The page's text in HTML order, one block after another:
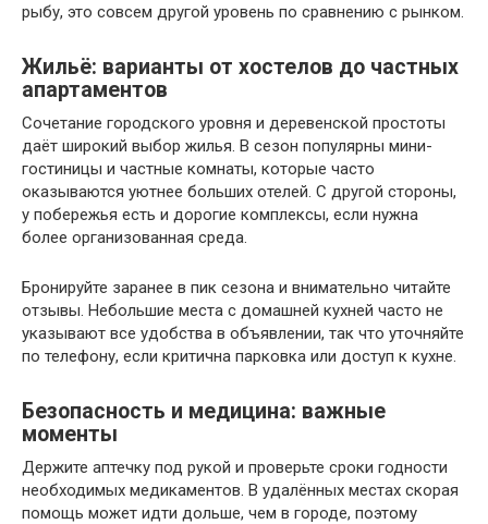
рыбу, это совсем другой уровень по сравнению с рынком.
Жильё: варианты от хостелов до частных
апартаментов
Сочетание городского уровня и деревенской простоты
даёт широкий выбор жилья. В сезон популярны мини-
гостиницы и частные комнаты, которые часто
оказываются уютнее больших отелей. С другой стороны,
у побережья есть и дорогие комплексы, если нужна
более организованная среда.
Бронируйте заранее в пик сезона и внимательно читайте
отзывы. Небольшие места с домашней кухней часто не
указывают все удобства в объявлении, так что уточняйте
по телефону, если критична парковка или доступ к кухне.
Безопасность и медицина: важные
моменты
Держите аптечку под рукой и проверьте сроки годности
необходимых медикаментов. В удалённых местах скорая
помощь может идти дольше, чем в городе, поэтому